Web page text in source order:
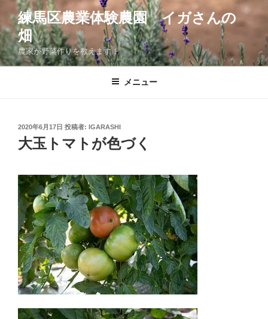
テ
ン
ツ
練馬区農業体験農園 イガさんの
畑
農家が野菜作りを教えます！
メニュー
投
日:
2020年6月17日 投稿者: IGARASHI
大玉トマトが色づく